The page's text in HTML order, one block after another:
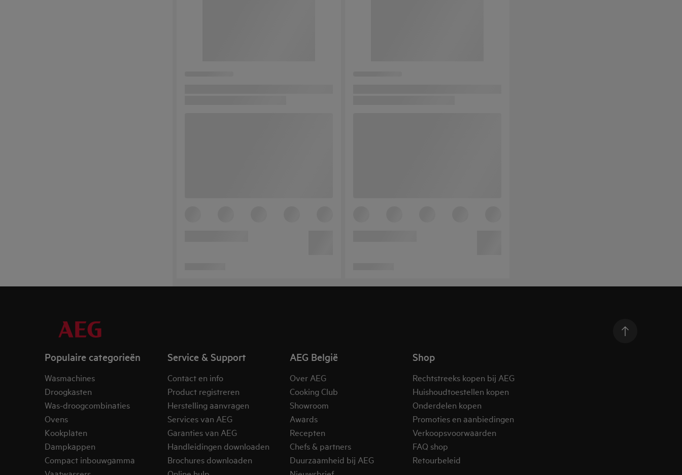
Populaire categorieën
Wasmachines
Droogkasten
Was-droogcombinaties
Ovens
Kookplaten
Dampkappen
Compact inbouwgamma
Service & Support
Contact en info
Product registreren
Herstelling aanvragen
Services van AEG
Garanties van AEG
Handleidingen downloaden
Brochures downloaden
AEG België
Over AEG
Cooking Club
Showroom
Awards
Recepten
Chefs & partners
Duurzaamheid bij AEG
Shop
Rechtstreeks kopen bij AEG
Huishoudtoestellen kopen
Onderdelen kopen
Promoties en aanbiedingen
Verkoopsvoorwaarden
FAQ shop
Retourbeleid​